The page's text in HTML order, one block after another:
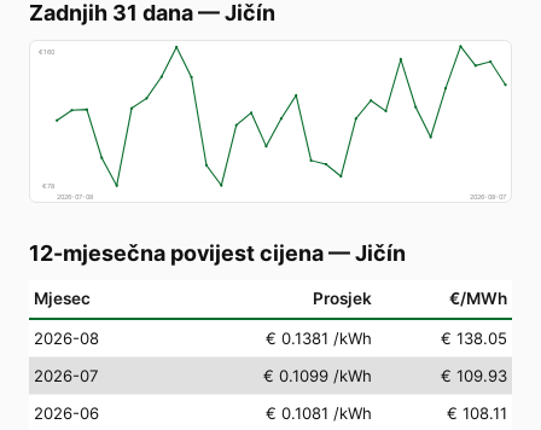
Zadnjih 31 dana—Jičín
€160
€78
2026-07-08
2026-08-07
12-mjesečna povijest cijena—Jičín
Mjesec Prosjek €/MWh
2026-08 € 0.1381 /kWh
€ 138.05
2026-07
€ 0.1099 /kWh
€ 109.93
2026-06
€ 0.1081 /kWh
€ 108.11